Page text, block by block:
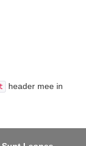
header mee in